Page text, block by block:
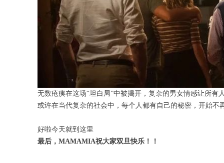
无数疮痍在这场“坦白局”中被揭开，复杂的男女情感让所有
或许在当代复杂的社会中，每个人都有自己的秘密，开始不
好啦今天就到这里
最后，MAMAMIA祝大家双旦快乐！！